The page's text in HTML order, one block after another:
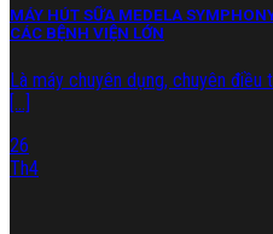
MÁY HÚT SỮA MEDELA
CÁC BỆNH VIỆN LỚN
Là máy chuyên dụng, chuyên
[...]
26
Th4